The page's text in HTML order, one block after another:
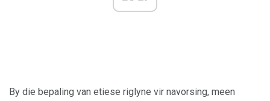
By die bepaling van etiese riglyne vir navorsing, meen